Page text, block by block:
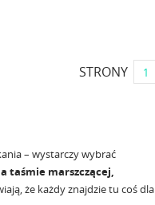
STRONY 1
– wystarczy wybrać
taśmie marszczącej,
że każdy znajdzie tu coś dla